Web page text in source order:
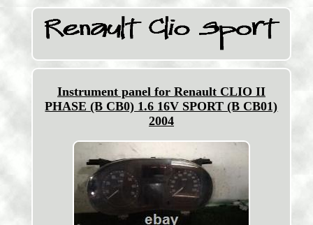
Instrument panel for Renault CLIO II
PHASE (B CB0) 1.6 16V SPORT (B CB01)
2004